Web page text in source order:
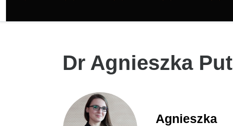
Dr Agnieszka Put
Agnieszka